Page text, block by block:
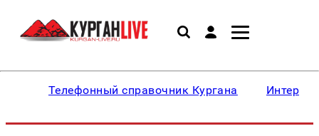
Телефонный справочник Кургана